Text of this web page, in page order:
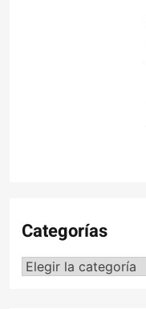
Categorías
Categorías